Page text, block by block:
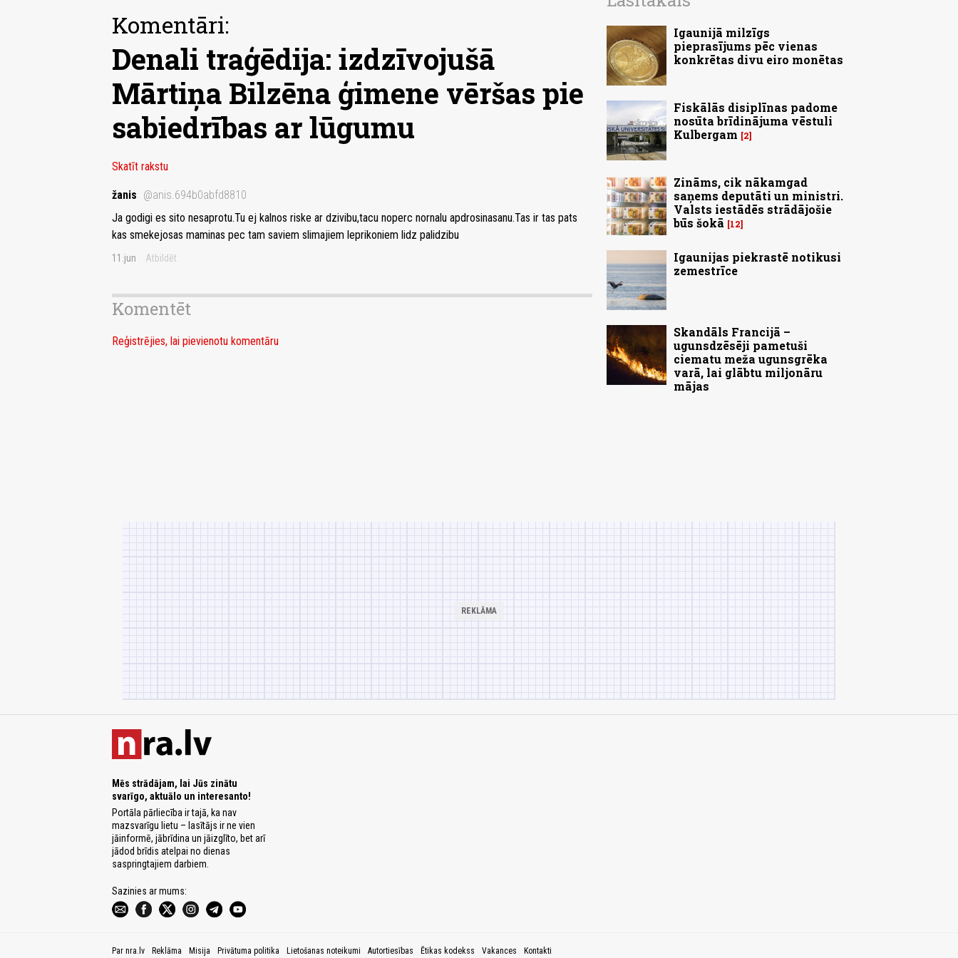
Komentāri:
Denali traģēdija: izdzīvojušā
Mārtiņa Bilzēna ģimene vēršas pie
sabiedrības ar lūgumu
Skatīt rakstu
žanis @anis.694b0abfd8810
Ja godigi es sito nesaprotu.Tu ej kalnos riske ar dzivibu,tacu noperc nornalu apdrosinasanu.Tas ir tas pats
kas smekejosas maminas pec tam saviem slimajiem leprikoniem lidz palidzibu
11.jun Atbildēt
Komentēt
Reģistrējies, lai pievienotu komentāru
Igaunijā milzīgs
pieprasījums pēc vienas
konkrētas divu eiro monētas
Fiskālās disiplīnas padome
nosūta brīdinājuma vēstuli
Kulbergam
2
Zināms, cik nākamgad
saņems deputāti un ministri.
Valsts iestādēs strādājošie
būs šokā
12
Igaunijas piekrastē notikusi
zemestrīce
Skandāls Francijā –
ugunsdzēsēji pametuši
ciematu meža ugunsgrēka
varā, lai glābtu miljonāru
mājas
Mēs strādājam, lai Jūs zinātu
svarīgo, aktuālo un interesanto!
Portāla pārliecība ir tajā, ka nav
mazsvarīgu lietu – lasītājs ir ne vien
jāinformē, jābrīdina un jāizglīto, bet arī
jādod brīdis atelpai no dienas
saspringtajiem darbiem.
Sazinies ar mums:
Par nra.lv Reklāma Misija Privātuma politika Lietošanas noteikumi Autortiesības Ētikas kodekss Vakances Kontakti